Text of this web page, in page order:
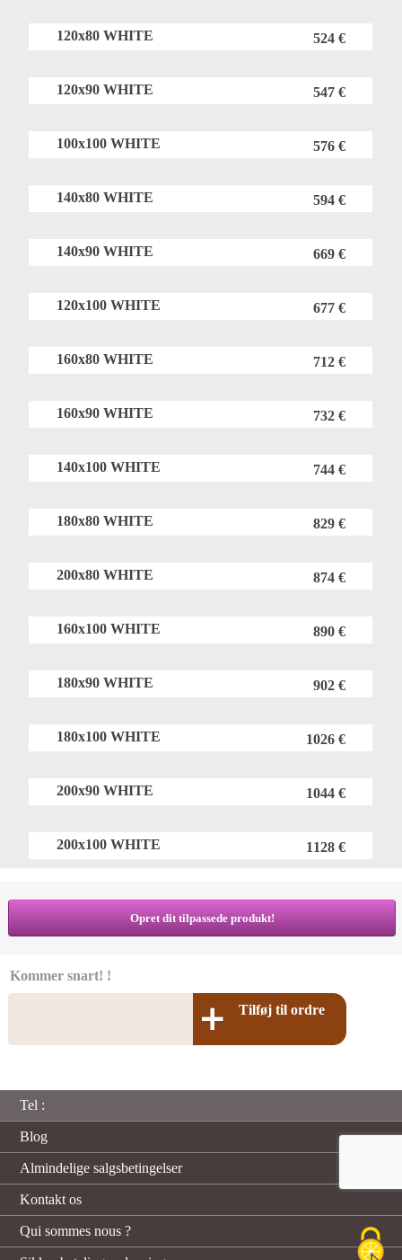
120x80 WHITE 524 €
120x90 WHITE 547 €
100x100 WHITE 576 €
140x80 WHITE 594 €
140x90 WHITE 669 €
120x100 WHITE 677 €
160x80 WHITE 712 €
160x90 WHITE 732 €
140x100 WHITE 744 €
180x80 WHITE 829 €
200x80 WHITE 874 €
160x100 WHITE 890 €
180x90 WHITE 902 €
180x100 WHITE 1026 €
200x90 WHITE 1044 €
200x100 WHITE 1128 €
Opret dit tilpassede produkt!
Kommer snart! !
Tilføj til ordre
Tel :
Blog
Almindelige salgsbetingelser
Kontakt os
Qui sommes nous ?